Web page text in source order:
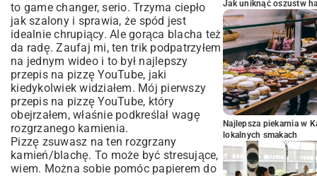
to game changer, serio. Trzyma ciepło
jak szalony i sprawia, że spód jest
idealnie chrupiący. Ale gorąca blacha też
da radę. Zaufaj mi, ten trik podpatrzyłem
na jednym wideo i to był najlepszy
przepis na pizzę YouTube, jaki
kiedykolwiek widziałem. Mój pierwszy
przepis na pizzę YouTube, który
obejrzałem, właśnie podkreślał wagę
rozgrzanego kamienia.
Pizzę zsuwasz na ten rozgrzany
kamień/blachę. To może być stresujące,
wiem. Można sobie pomóc papierem do
Jak uniknąć oszustw
Najlepsza piekarnia w
lokalnych smakach